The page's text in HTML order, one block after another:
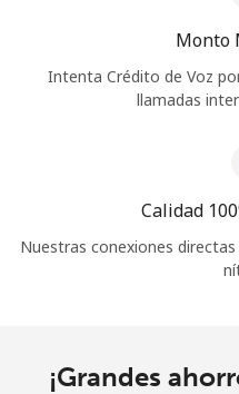
Monto
Intenta Crédito de Voz
llamadas
Calidad
Nuestras conexiones
¡Grandes